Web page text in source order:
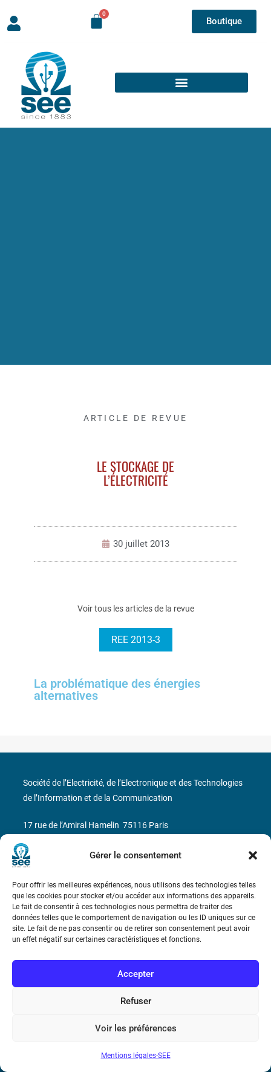
Gérer le consentement
Pour offrir les meilleures expériences, nous utilisons des technologies telles
que les cookies pour stocker et/ou accéder aux informations des appareils.
Le fait de consentir à ces technologies nous permettra de traiter des
données telles que le comportement de navigation ou les ID uniques sur ce
site. Le fait de ne pas consentir ou de retirer son consentement peut avoir
un effet négatif sur certaines caractéristiques et fonctions.
Accepter
Refuser
Voir les préférences
Mentions légales-SEE
Boutique
ARTICLE DE REVUE
LE STOCKAGE DE
L’ÉLECTRICITÉ
30 juillet 2013
Voir tous les articles de la revue
REE 2013-3
La problématique des énergies
alternatives
Bicentenaire des découvertes d’André-
Marie Ampère
Conditions Générales de Vente
Mentions légales
Société de l’Electricité, de l’Electronique et des Technologies
de l’Information et de la Communication
17 rue de l’Amiral Hamelin 75116 Paris
Métro : « Boissière » Ligne 6 et « Iéna » Ligne 9
Téléphone : (+33) 1 56 90 37 17
N° de SIREN : 785 393 232, Code APE : 9412Z TVA intra-
communautaire : FR44 785 393 232